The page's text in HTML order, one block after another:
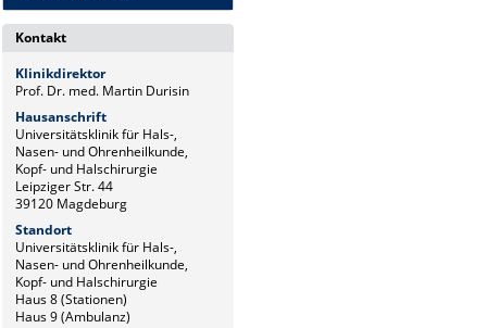
Kontakt
Klinikdirektor
Prof. Dr. med. Martin Durisin
Hausanschrift
Universitätsklinik für Hals-,
Nasen- und Ohrenheilkunde,
Kopf- und Halschirurgie
Leipziger Str. 44
39120 Magdeburg
Standort
Universitätsklinik für Hals-,
Nasen- und Ohrenheilkunde,
Kopf- und Halschirurgie
Haus 8 (Stationen)
Haus 9 (Ambulanz)